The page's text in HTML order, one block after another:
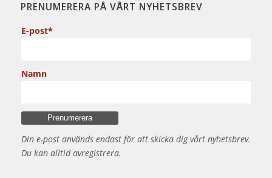
PRENUMERERA PÅ VÅRT NYHETSBREV
E-post*
Namn
Din e-post används endast för att skicka dig vårt nyhetsbrev.
Du kan alltid avregistrera.